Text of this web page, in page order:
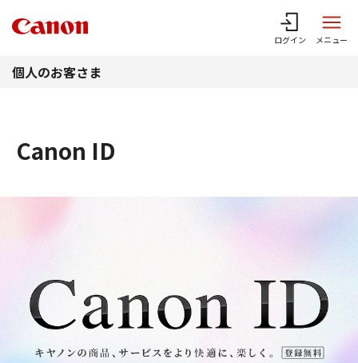
ログイン メニュー
個人のお客さま
Canon ID